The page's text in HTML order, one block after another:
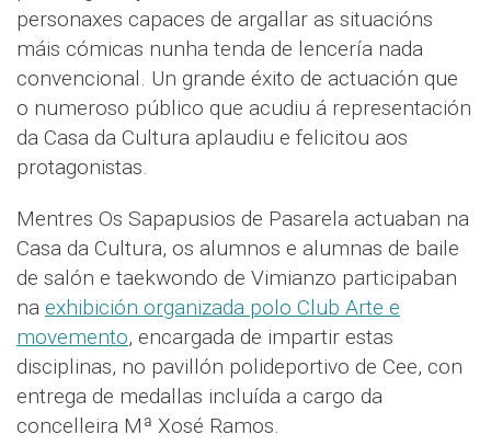
personaxes capaces de argallar as situacións
máis cómicas nunha tenda de lencería nada
convencional. Un grande éxito de actuación que
o numeroso público que acudiu á representación
da Casa da Cultura aplaudiu e felicitou aos
protagonistas.
Mentres Os Sapapusios de Pasarela actuaban na
Casa da Cultura, os alumnos e alumnas de baile
de salón e taekwondo de Vimianzo participaban
na exhibición organizada polo Club Arte e
movemento, encargada de impartir estas
disciplinas, no pavillón polideportivo de Cee, con
entrega de medallas incluída a cargo da
concelleira Mª Xosé Ramos.